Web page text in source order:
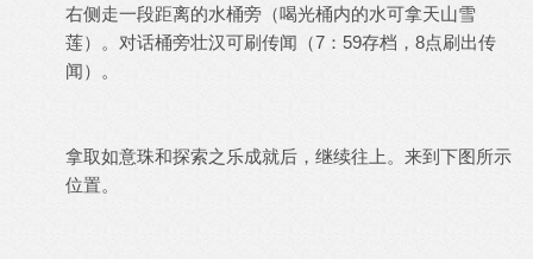
右侧走一段距离的水桶旁（喝光桶内的水可拿天山雪
莲）。对话桶旁壮汉可刷传闻（7：59存档，8点刷出传
闻）。
拿取如意珠和探索之乐成就后，继续往上。来到下图所示
位置。